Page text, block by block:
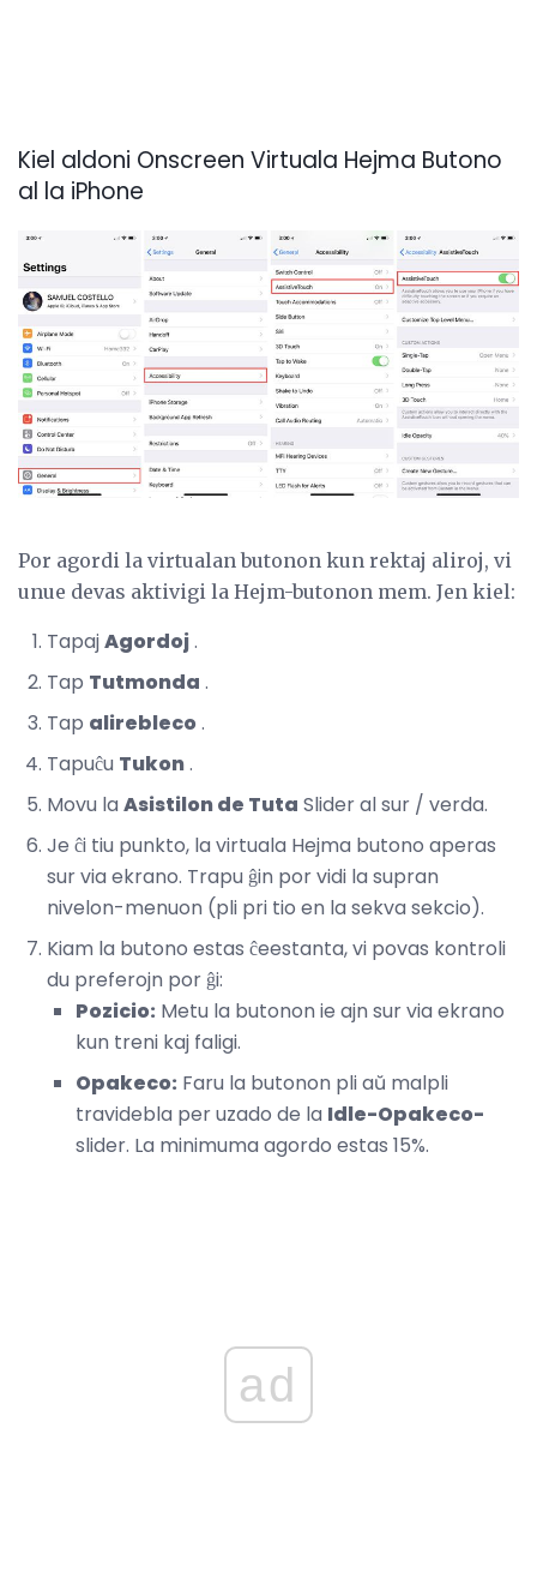
Kiel aldoni Onscreen Virtuala Hejma Butono
al la iPhone
Por agordi la virtualan butonon kun rektaj aliroj, vi
unue devas aktivigi la Hejm-butonon mem. Jen kiel:
TapajAgordoj.
Tap Tutmonda .
Tap alirebleco.
Tapuĉu Tukon.
Movu la Asistilon de Tuta Slider al sur / verda.
Je ĉi tiu punkto, la virtuala Hejma butono aperas
sur via ekrano. Trapu ĝin por vidi la supran
nivelon-menuon (pli pri tio en la sekva sekcio).
Kiam la butono estas ĉeestanta, vi povas kontroli
du preferojn por ĝi:
Pozicio: Metu la butonon ie ajn sur via ekrano
kun treni kaj faligi.
Opakeco: Faru la butonon pli aŭ malpli
travidebla per uzado de la Idle-Opakeco-
slider. La minimuma agordo estas 15%.
ad